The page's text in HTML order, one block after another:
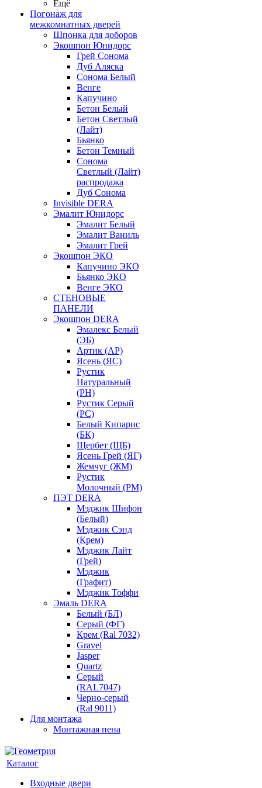
Ещё
Погонаж для
межкомнатных дверей
Шпонка для доборов
Экошпон Юнидорс
Грей Сонома
Дуб Аляска
Сонома Белый
Венге
Капучино
Бетон Белый
Бетон Светлый
(Лайт)
Бьянко
Бетон Темный
Сонома
Светлый (Лайт)
распродажа
Дуб Сонома
Invisible DERA
Эмалит Юнидорс
Эмалит Белый
Эмалит Ваниль
Эмалит Грей
Экошпон ЭКО
Капучино ЭКО
Бьянко ЭКО
Венге ЭКО
СТЕНОВЫЕ
ПАНЕЛИ
Экошпон DERA
Эмалекс Белый
(ЭБ)
Артик (АР)
Ясень (ЯС)
Рустик
Натуральный
(РН)
Рустик Серый
(РС)
Белый Кипарис
(БК)
Щербет (ЩБ)
Ясень Грей (ЯГ)
Жемчуг (ЖМ)
Рустик
Молочный (РМ)
ПЭТ DERA
Мэджик Шифон
(Белый)
Мэджик Сэнд
(Крем)
Мэджик Лайт
(Грей)
Мэджик
(Графит)
Мэджик Тоффи
Эмаль DERA
Белый (БЛ)
Серый (ФГ)
Крем (Ral 7032)
Gravel
Jasper
Quartz
Серый
(RAL7047)
Черно-серый
(Ral 9011)
Для монтажа
Монтажная пена
Каталог
Входные двери